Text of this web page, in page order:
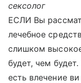
сексолог
ЕСЛИ Вы
лечебное
слишком
будет, чем
есть влечение